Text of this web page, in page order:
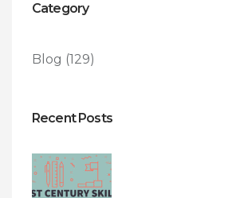
Category
Blog (129)
Recent Posts